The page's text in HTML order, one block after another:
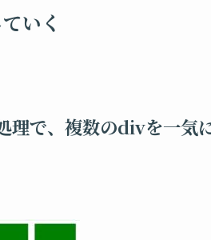
いく
で、複数のdivを一気